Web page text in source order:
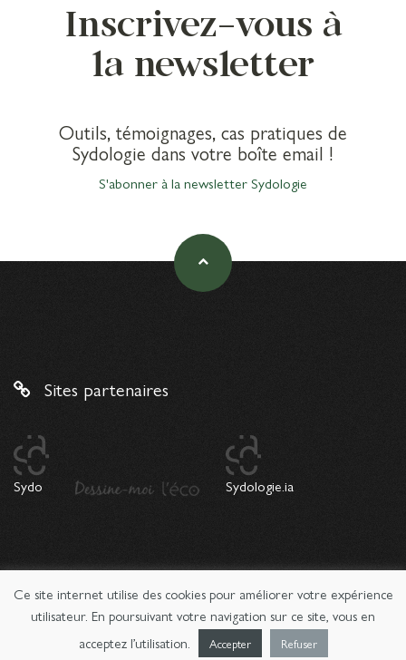
Inscrivez-vous à
la newsletter
Outils, témoignages, cas pratiques de
Sydologie dans votre boîte email !
S'abonner à la newsletter Sydologie
Sites partenaires
Sydo Sydologie.ia
© 2026 Copyright Sydologie. Le magazine de l'innovation
pédagogique -Mentions légales
Ce site internet utilise des cookies pour améliorer votre expérience
utilisateur. En poursuivant votre navigation sur ce site, vous en
acceptez l’utilisation.
Accepter Refuser